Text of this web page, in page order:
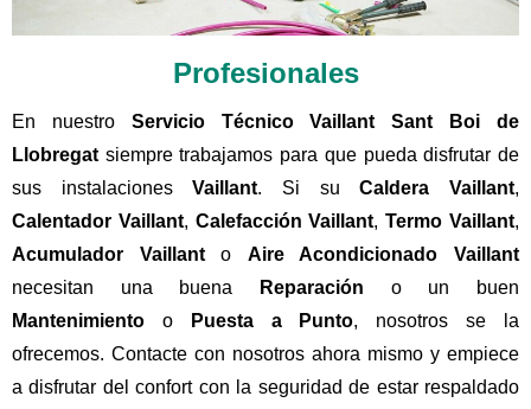
Profesionales
En nuestro Servicio Técnico Vaillant Sant Boi de
Llobregat siempre trabajamos para que pueda disfrutar de
sus instalacionesVaillant. Si suCaldera Vaillant,
Calentador Vaillant, Calefacción Vaillant,Termo Vaillant,
Acumulador Vaillanto Aire Acondicionado Vaillant
necesitan una buena
Reparación o un buen
Mantenimiento o Puesta a Punto, nosotros se la
ofrecemos. Contacte con nosotros ahora mismo y empiece
a disfrutar del confort con la seguridad de estar respaldado